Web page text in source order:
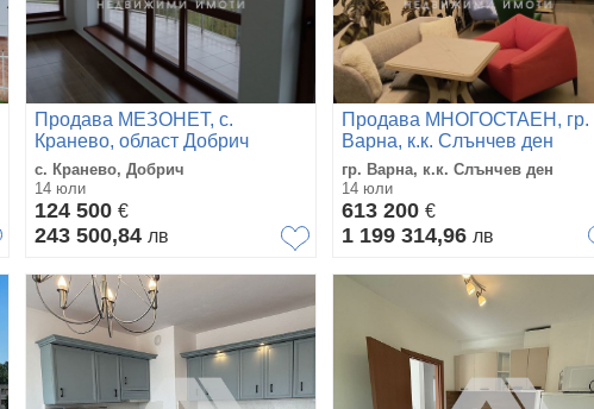
Продава МЕЗОНЕТ, с.
Кранево, област Добрич
с. Кранево, Добрич
14 юли
124 500 €
243 500,84 лв
Продава МНОГОСТАЕН, гр.
Варна, к.к. Слънчев ден
гр. Варна, к.к. Слънчев ден
14 юли
613 200 €
1 199 314,96 лв